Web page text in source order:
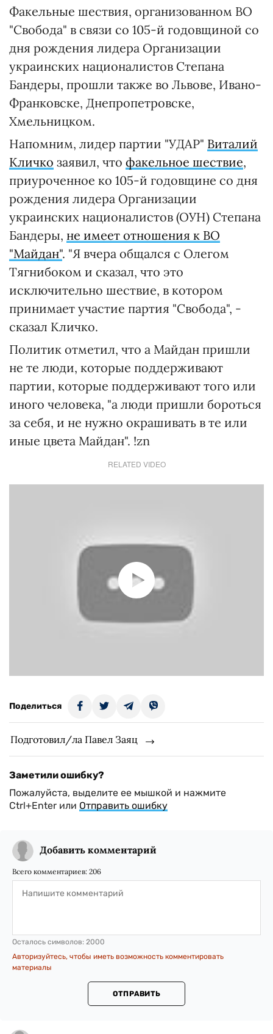
Факельные шествия, организованном ВО
"Свобода" в связи со 105-й годовщиной со
дня рождения лидера Организации
украинских националистов Степана
Бандеры, прошли также во Львове, Ивано-
Франковске, Днепропетровске,
Хмельницком.
Напомним, лидер партии "УДАР" Виталий
Кличко заявил, что факельное шествие,
приуроченное ко 105-й годовщине со дня
рождения лидера Организации
украинских националистов (ОУН) Степана
Бандеры, не имеет отношения к ВО
"Майдан". "Я вчера общался с Олегом
Тягнибоком и сказал, что это
исключительно шествие, в котором
принимает участие партия "Свобода", -
сказал Кличко.
Политик отметил, что а Майдан пришли
не те люди, которые поддерживают
партии, которые поддерживают того или
иного человека, "а люди пришли бороться
за себя, и не нужно окрашивать в те или
иные цвета Майдан". !zn
RELATED VIDEO
Поделиться
Подготовил/ла Павел Заяц
Заметили ошибку?
Пожалуйста, выделите ее мышкой и нажмите
Ctrl+Enter или Отправить ошибку
Добавить комментарий
Всего комментариев: 206
Осталось символов: 2000
Авторизуйтесь, чтобы иметь возможность комментировать
материалы
ОТПРАВИТЬ